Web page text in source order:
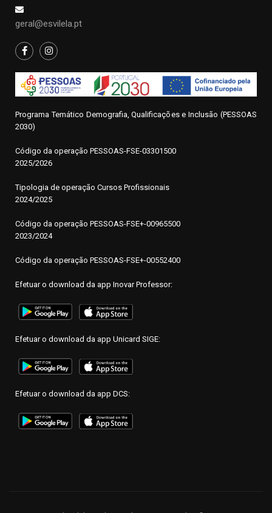
geral@esvilela.pt
Programa Temático Demografia, Qualificações e Inclusão (PESSOAS
2030)
Código da operação PESSOAS-FSE-03301500
2025/2026
Tipologia de operação Cursos Profissionais
2024/2025
Código da operação PESSOAS-FSE+-00965500
2023/2024
Código da operação PESSOAS-FSE+-00552400
Efetuar o download da app Inovar Professor:
Efetuar o download da app Unicard SIGE:
Efetuar o download da app DCS: